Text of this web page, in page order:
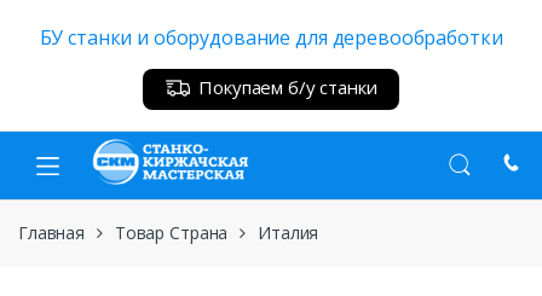
БУ станки и оборудование для деревообработки
Покупаем б/у станки
Главная Товар Страна Италия